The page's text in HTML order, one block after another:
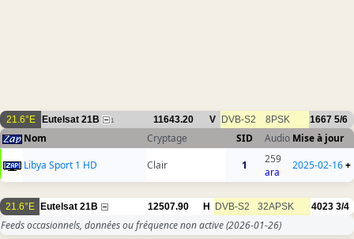
21.6°E Eutelsat 21B 1 11643.20 V DVB-S2 8PSK 1667 5/6
Nom Cryptage SID Audio Mise à jour
Libya Sport 1 HD
Clair 1
259
ara
2025-02-16+
21.6°E Eutelsat 21B 12507.90 H DVB-S2 32APSK 4023 3/4
Feeds occasionnels, données ou fréquence non active(2026-01-26)